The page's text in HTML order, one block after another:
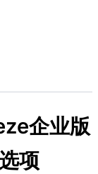
企业版
项